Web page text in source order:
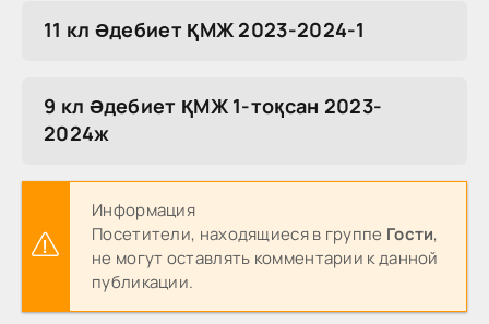
11 кл Әдебиет ҚМЖ 2023-2024-1
9 кл Әдебиет ҚМЖ 1-тоқсан 2023-
2024ж
Информация
Посетители, находящиеся в группе Гости,
не могут оставлять комментарии к данной
публикации.